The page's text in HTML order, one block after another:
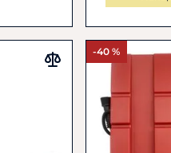
-40 %